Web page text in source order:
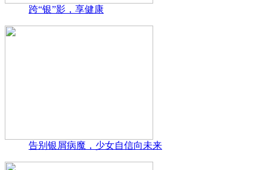
跨“银”影，享健康
告别银屑病魔，少女自信向未来